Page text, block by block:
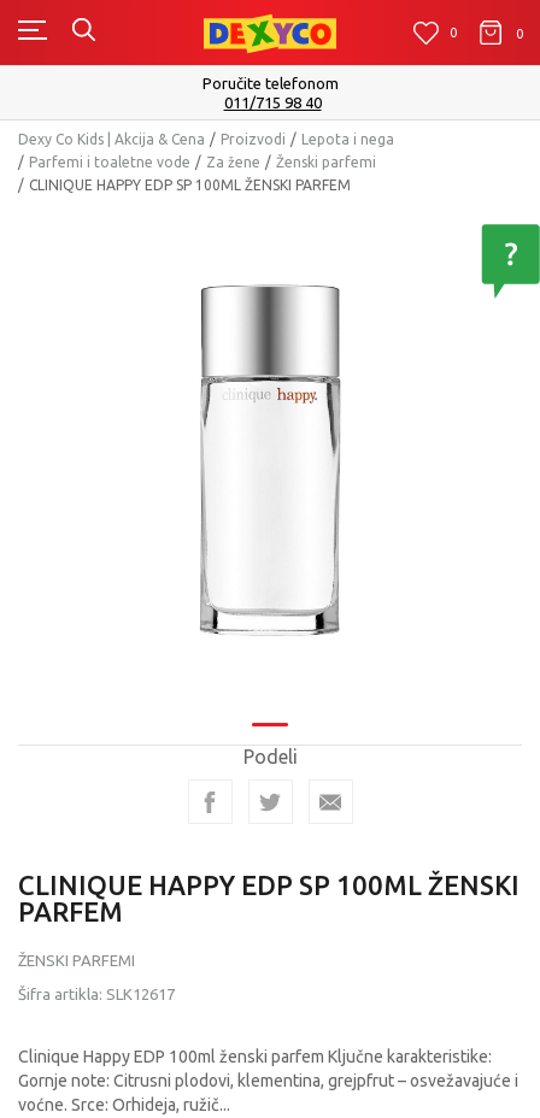
0 0 0
Poručite telefonom
011/715 98 40
Dexy Co Kids | Akcija & Cena Proizvodi
Lepota i nega
Parfemi i toaletne vode
Za žene
Ženski parfemi
CLINIQUE HAPPY EDP SP 100ML ŽENSKI PARFEM
Podeli
CLINIQUE HAPPY EDP SP 100ML ŽENSKI
PARFEM
ŽENSKI PARFEMI
Šifra artikla: SLK12617
Clinique Happy EDP 100ml ženski parfem Ključne karakteristike:
Gornje note: Citrusni plodovi, klementina, grejpfrut – osvežavajuće i
voćne. Srce: Orhideja, ružič...